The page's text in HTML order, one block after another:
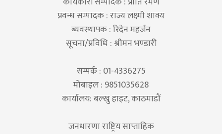
प्रवन्ध सम्पादक : राज्य लक्ष्मी शाक्य
ब्यवस्थापक : रिदेन महर्जन
सूचना/प्रविधि : श्रीमन भण्डारी
सम्पर्क : 01-4336275
मोबाइल : 9851035628
कार्यालय: बल्खु हाइट, काठमाडौं
जनधारणा राष्ट्रिय साप्ताहिक